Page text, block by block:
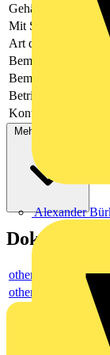
Alexander
Gehäusefarbe
Mit Schutzleiter
Art der Verbindung
Bemessungsstrom In
Betriebstemperatur
Kontaktausführung
Mehr anzeigen
Dokumente
others
others